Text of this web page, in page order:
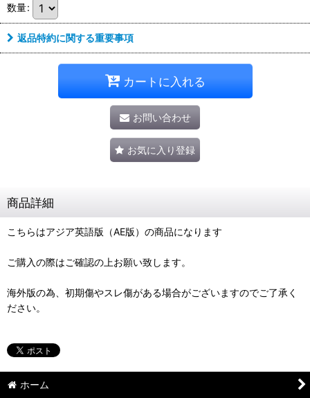
数量:
返品特約に関する重要事項
カートに入れる
お問い合わせ
お気に入り登録
商品詳細
こちらはアジア英語版（AE版）の商品になります
ご購入の際はご確認の上お願い致します。
海外版の為、初期傷やスレ傷がある場合がございますのでご了承く
ださい。
ホーム